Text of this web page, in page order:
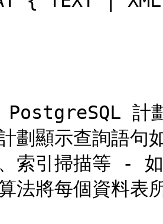
PostgreSQL 計
劃顯示查詢語
索引掃描等 -
法將每個資料表